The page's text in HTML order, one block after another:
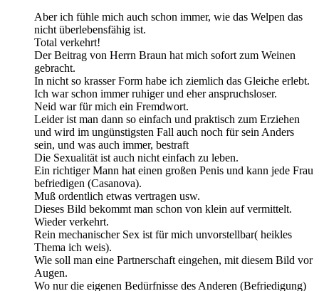
Aber ich fühle mich auch schon immer, wie das Welpen das
nicht überlebensfähig ist.
Total verkehrt!
Der Beitrag von Herrn Braun hat mich sofort zum Weinen
gebracht.
In nicht so krasser Form habe ich ziemlich das Gleiche erlebt.
Ich war schon immer ruhiger und eher anspruchsloser.
Neid war für mich ein Fremdwort.
Leider ist man dann so einfach und praktisch zum Erziehen
und wird im ungünstigsten Fall auch noch für sein Anders
sein, und was auch immer, bestraft
Die Sexualität ist auch nicht einfach zu leben.
Ein richtiger Mann hat einen großen Penis und kann jede Frau
befriedigen (Casanova).
Muß ordentlich etwas vertragen usw.
Dieses Bild bekommt man schon von klein auf vermittelt.
Wieder verkehrt.
Rein mechanischer Sex ist für mich unvorstellbar( heikles
Thema ich weis).
Wie soll man eine Partnerschaft eingehen, mit diesem Bild vor
Augen.
Wo nur die eigenen Bedürfnisse des Anderen (Befriedigung)